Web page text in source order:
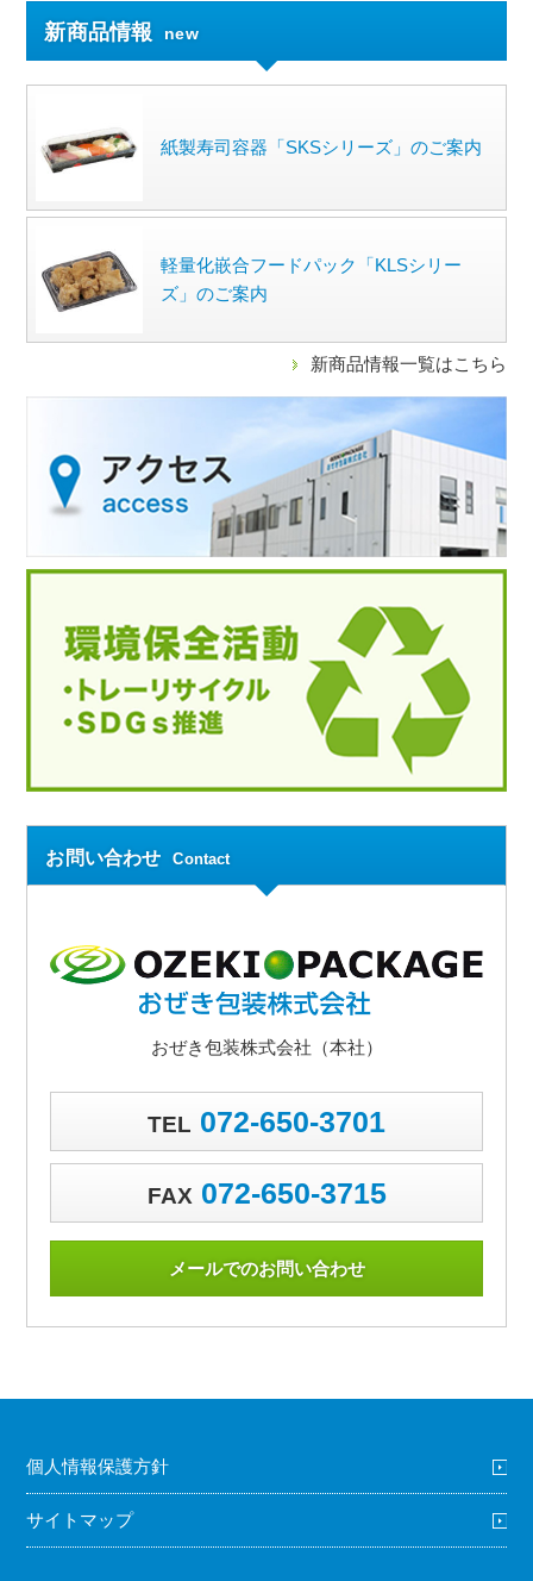
新商品情報 new
紙製寿司容器「SKSシリーズ」のご案内
軽量化嵌合フードパック「KLSシリー
ズ」のご案内
新商品情報一覧はこちら
お問い合わせ Contact
おぜき包装株式会社（本社）
TEL 072-650-3701
FAX 072-650-3715
メールでのお問い合わせ
個人情報保護方針
サイトマップ